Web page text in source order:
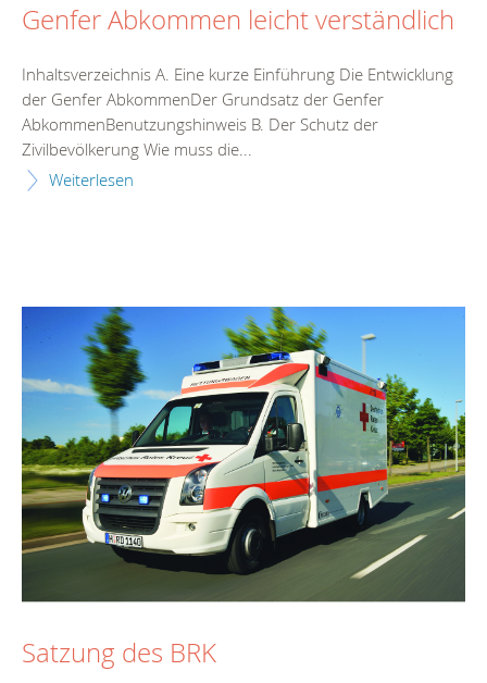
Genfer Abkommen leicht verständlich
Inhaltsverzeichnis A. Eine kurze Einführung Die Entwicklung
der Genfer AbkommenDer Grundsatz der Genfer
AbkommenBenutzungshinweis B. Der Schutz der
Zivilbevölkerung Wie muss die...
Weiterlesen
Satzung des BRK